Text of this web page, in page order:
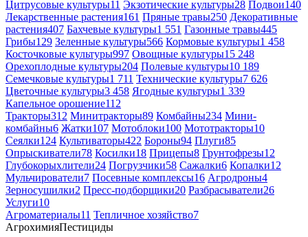
Цитрусовые культуры11 Экзотические культуры28 Подвои140
Лекарственные растения161 Пряные травы250 Декоративные
растения407 Бахчевые культуры1 551 Газонные травы445
Грибы129 Зеленные культуры566 Кормовые культуры1 458
Косточковые культуры997 Овощные культуры15 248
Орехоплодные культуры204 Полевые культуры10 189
Семечковые культуры1 711 Технические культуры7 626
Цветочные культуры3 458 Ягодные культуры1 339
Капельное орошение112
Тракторы312 Минитракторы89 Комбайны234 Мини-
комбайны6 Жатки107 Мотоблоки100 Мототракторы10
Сеялки124 Культиваторы422 Бороны94 Плуги85
Опрыскиватели78 Косилки18 Прицепы8 Грунтофрезы12
Глубокорыхлители24 Погрузчики58 Сажалки6 Копалки12
Мульчирователи7 Посевные комплексы16 Агродроны4
Зерносушилки2 Пресс-подборщики20 Разбрасыватели26
Услуги10
Агроматериалы11 Тепличное хозяйство7
АгрохимияПестициды